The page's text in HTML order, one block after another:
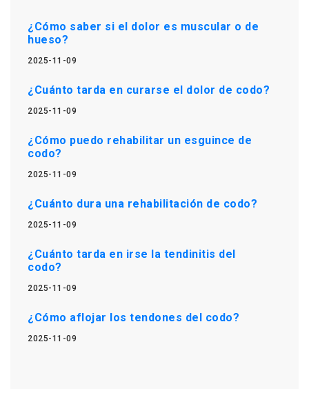
¿Cómo saber si el dolor es muscular o de
hueso?
2025-11-09
¿Cuánto tarda en curarse el dolor de codo?
2025-11-09
¿Cómo puedo rehabilitar un esguince de
codo?
2025-11-09
¿Cuánto dura una rehabilitación de codo?
2025-11-09
¿Cuánto tarda en irse la tendinitis del
codo?
2025-11-09
¿Cómo aflojar los tendones del codo?
2025-11-09